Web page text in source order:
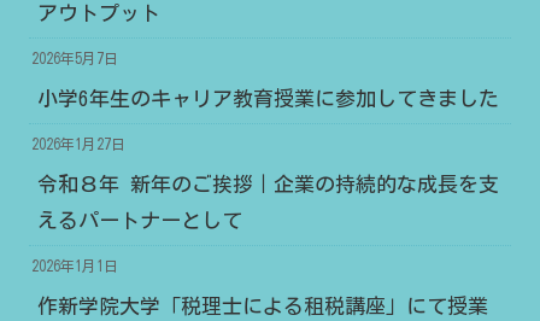
アウトプット
2026年5月7日
小学6年生のキャリア教育授業に参加してきました
2026年1月27日
令和８年 新年のご挨拶｜企業の持続的な成長を支
えるパートナーとして
2026年1月1日
作新学院大学「税理士による租税講座」にて授業